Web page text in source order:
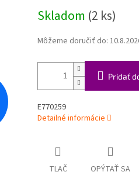
cena:
Skladom (2 ks)
Môžeme doručiť do:
Pridať
E770259
Detailné informácie
TLAČ OPÝTAŤ SA